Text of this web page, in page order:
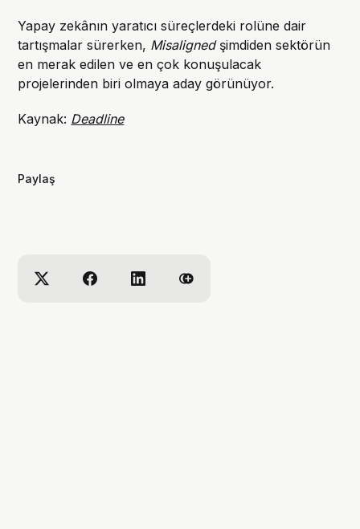
Yapay zekânın yaratıcı süreçlerdeki rolüne dair
tartışmalar sürerken, Misalignedşimdiden sektörün
en merak edilen ve en çok konuşulacak
projelerinden biri olmaya aday görünüyor.
Kaynak: Deadline
Paylaş